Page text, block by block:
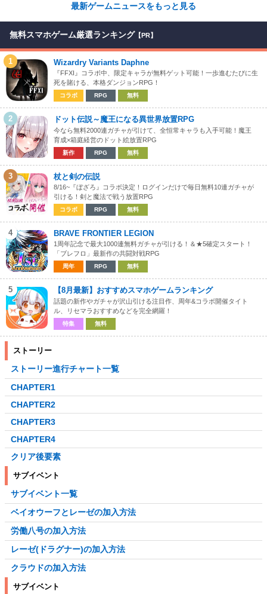
最新ゲームニュースをもっと見る
無料スマホゲーム厳選ランキング 【PR】
1 Wizardry Variants Daphne
『FFXI』コラボ中、限定キャラが無料ゲット可能！一歩進むたびに生
死を賭ける、本格ダンジョンRPG！
コラボ RPG 無料
2 ドット伝説～魔王になる異世界放置RPG
今なら無料2000連ガチャが引けて、全恒常キャラも入手可能！魔王
育成×箱庭経営のドット絵放置RPG
新作 RPG 無料
3 杖と剣の伝説
8/16~『ぼざろ』コラボ決定！ログインだけで毎日無料10連ガチャが
引ける！剣と魔法で戦う放置RPG
コラボ RPG 無料
4 BRAVE FRONTIER LEGION
1周年記念で最大1000連無料ガチャが引ける！＆★5確定スタート！
「ブレフロ」最新作の共闘対戦RPG
周年 RPG 無料
5 【8月最新】おすすめスマホゲームランキング
話題の新作やガチャが沢山引ける注目作、周年&コラボ開催タイト
ル、リセマラおすすめなどを完全網羅！
特集 無料
ストーリー
ストーリー進行チャート一覧
CHAPTER1
CHAPTER2
CHAPTER3
CHAPTER4
クリア後要素
サブイベント
サブイベント一覧
ベイオウーフとレーゼの加入方法
労働八号の加入方法
レーゼ(ドラグナー)の加入方法
クラウドの加入方法
サブイベント